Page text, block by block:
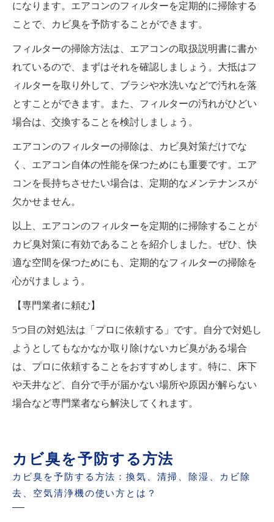
になります。エアコンのフィルターを定期的に掃除する
ことで、カビ臭を予防することができます。
フィルターの掃除方法は、エアコンの取扱説明書に書か
れているので、まずはそれを確認しましょう。大抵はフ
ィルターを取り外して、ブラシや水洗いなどで汚れを落
とすことができます。また、フィルターの汚れがひどい
場合は、交換することを検討しましょう。
エアコンのフィルターの掃除は、カビ臭対策だけでな
く、エアコン自体の性能を保つためにも重要です。エア
コンを長持ちさせたい場合は、定期的なメンテナンスが
欠かせません。
以上、エアコンのフィルターを定期的に掃除することが
カビ臭対策に有効であることを紹介しました。ぜひ、快
適な空間を保つためにも、定期的なフィルターの掃除を
心がけましょう。
【専門業者に頼む】
5つ目の対処法は「プロに依頼する」です。自分で対処し
ようとしてもなかなか取り除けないカビ臭がある場合
は、プロに依頼することをおすすめします。特に、床下
や天井など、自分で手が届かない場所や原因が解らない
場合など専門業者なら解決してくれます。
カビ臭を予防する方法
カビ臭を予防する方法：換気、清掃、除湿、カビ除
去、空気清浄機の使い方とは？